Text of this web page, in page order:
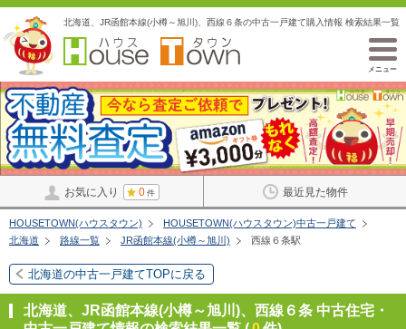
北海道、JR函館本線(小樽～旭川)、西線６条の中古一戸建て購入情報 検索結果一覧
メニュー
お気に入り 0 件 最近見た物件
HOUSETOWN(ハウスタウン)
HOUSETOWN(ハウスタウン)中古一戸建て
北海道
路線一覧 JR函館本線(小樽～旭川) 西線６条駅
北海道の中古一戸建てTOPに戻る
北海道、JR函館本線(小樽～旭川)、西線６条 中古住宅・